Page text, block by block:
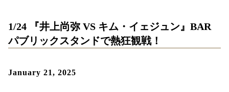
1/24 『井上尚弥 VS キム・イェジュン』BAR
パブリックスタンドで熱狂観戦！
January 21, 2025